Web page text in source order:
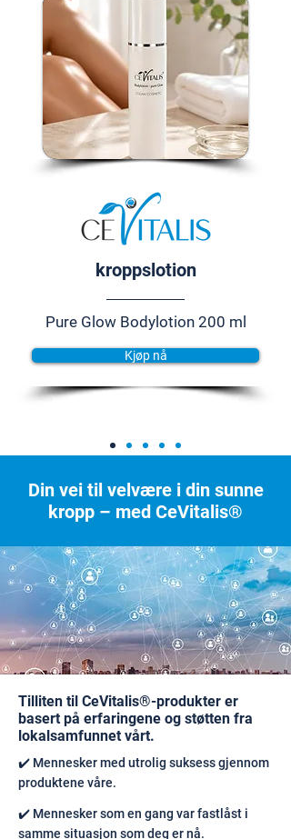
kroppslotion
Pure Glow Bodylotion 200 ml
Kjøp nå
Din vei til velvære i din sunne
kropp – med CeVitalis®
Tilliten til CeVitalis®-produkter er
basert på erfaringene og støtten fra
lokalsamfunnet vårt.
✔️ Mennesker med utrolig suksess gjennom
produktene våre.
✔️ Mennesker som en gang var fastlåst i
samme situasjon som deg er nå.